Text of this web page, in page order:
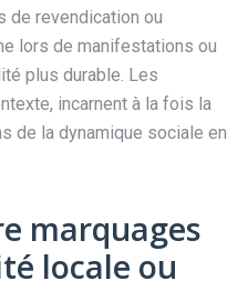
de revendication ou
lors de manifestations ou
plus durable. Les
incarnent à la fois la
de la dynamique sociale en
marquages
locale ou